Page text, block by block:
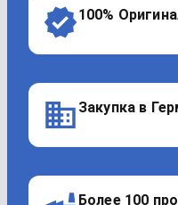
100%
Закупка в
Более 100